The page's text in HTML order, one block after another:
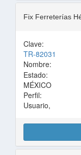
Fix Ferreterías
Clave:
TR-82031
Nombre:
Estado:
MÉXICO
Perfil:
Usuario,